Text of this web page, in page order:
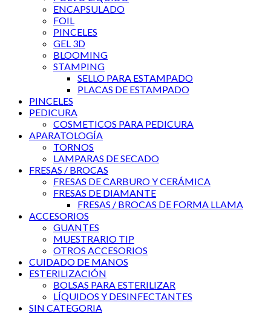
ENCAPSULADO
FOIL
PINCELES
GEL 3D
BLOOMING
STAMPING
SELLO PARA ESTAMPADO
PLACAS DE ESTAMPADO
PINCELES
PEDICURA
COSMETICOS PARA PEDICURA
APARATOLOGÍA
TORNOS
LAMPARAS DE SECADO
FRESAS / BROCAS
FRESAS DE CARBURO Y CERÁMICA
FRESAS DE DIAMANTE
FRESAS / BROCAS DE FORMA LLAMA
ACCESORIOS
GUANTES
MUESTRARIO TIP
OTROS ACCESORIOS
CUIDADO DE MANOS
ESTERILIZACIÓN
BOLSAS PARA ESTERILIZAR
LÍQUIDOS Y DESINFECTANTES
SIN CATEGORIA